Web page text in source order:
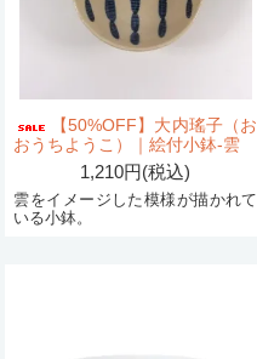
【50%OFF】大内瑤子（お
おうちようこ）｜絵付小鉢-雲
1,210円(税込)
雲をイメージした模様が描かれて
いる小鉢。